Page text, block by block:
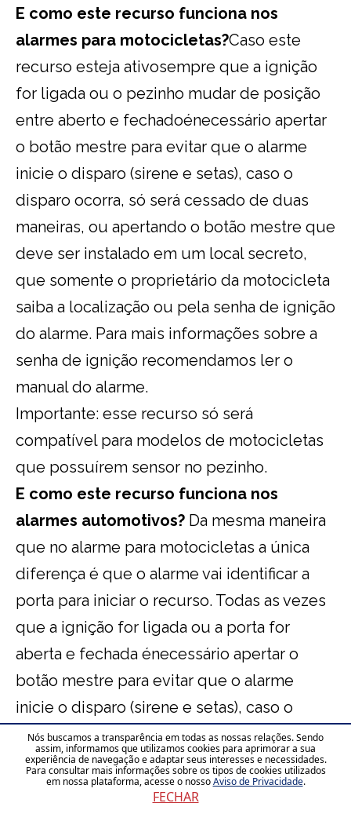
E como este recurso funciona nos
alarmes para motocicletas?Caso este
recurso esteja ativosempre que a ignição
for ligada ou o pezinho mudar de posição
entre aberto e fechadoénecessário apertar
o botão mestre para evitar que o alarme
inicie o disparo (sirene e setas), caso o
disparo ocorra, só será cessado de duas
maneiras, ou apertando o botão mestre que
deve ser instalado em um local secreto,
que somente o proprietário da motocicleta
saiba a localização ou pela senha de ignição
do alarme. Para mais informações sobre a
senha de ignição recomendamos ler o
manual do alarme.
Importante: esse recurso só será
compatível para modelos de motocicletas
que possuírem sensor no pezinho.
E como este recurso funciona nos
alarmes automotivos? Da mesma maneira
que no alarme para motocicletas a única
diferença é que o alarme vai identificar a
porta para iniciar o recurso. Todas as vezes
que a ignição for ligada ou a porta for
aberta e fechada énecessário apertar o
botão mestre para evitar que o alarme
inicie o disparo (sirene e setas), caso o
disparo ocorra, só será cessado quando o
botão mestre for pressionado, o botão
mestre (mesmo de programação do alarme)
Nós buscamos a transparência em todas as nossas relações. Sendo
assim, informamos que utilizamos cookies para aprimorar a sua
experiência de navegação e adaptar seus interesses e necessidades.
Para consultar mais informações sobre os tipos de cookies utilizados
em nossa plataforma, acesse o nossoAviso de Privacidade.
FECHAR